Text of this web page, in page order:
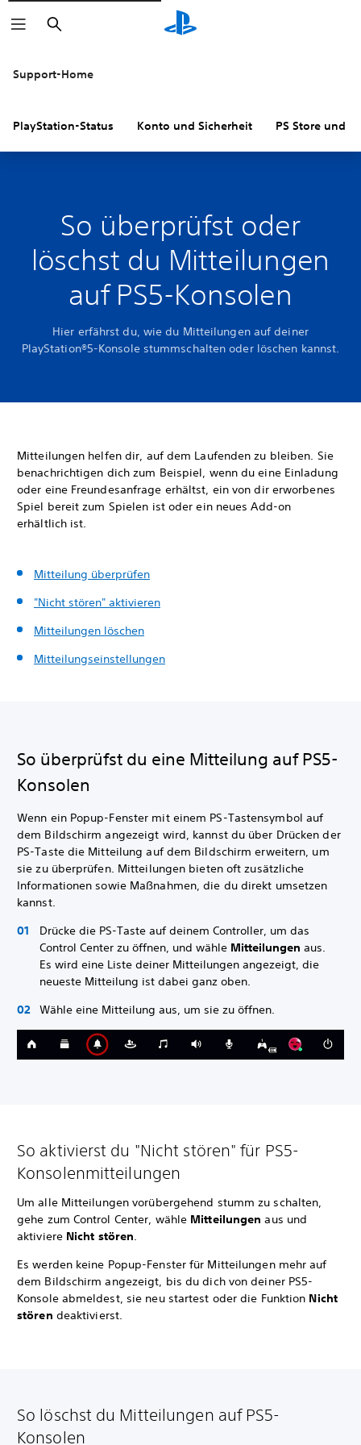
Suchen
Support-Home
PlayStation-Status Konto und Sicherheit PS Store und
So überprüfst oder
löschst du Mitteilungen
auf PS5-Konsolen
Hier erfährst du, wie du Mitteilungen auf deiner
PlayStation®5-Konsole stummschalten oder löschen kannst.
Mitteilungen helfen dir, auf dem Laufenden zu bleiben. Sie
benachrichtigen dich zum Beispiel, wenn du eine Einladung
oder eine Freundesanfrage erhältst, ein von dir erworbenes
Spiel bereit zum Spielen ist oder ein neues Add-on
erhältlich ist.
Mitteilung überprüfen
"Nicht stören" aktivieren
Mitteilungen löschen
Mitteilungseinstellungen
So überprüfst du eine Mitteilung auf PS5-
Konsolen
Wenn ein Popup-Fenster mit einem PS-Tastensymbol auf
dem Bildschirm angezeigt wird, kannst du über Drücken der
PS-Taste die Mitteilung auf dem Bildschirm erweitern, um
sie zu überprüfen. Mitteilungen bieten oft zusätzliche
Informationen sowie Maßnahmen, die du direkt umsetzen
kannst.
Drücke die PS-Taste auf deinem Controller, um das
Control Center zu öffnen, und wähle Mitteilungen aus.
Es wird eine Liste deiner Mitteilungen angezeigt, die
neueste Mitteilung ist dabei ganz oben.
Wähle eine Mitteilung aus, um sie zu öffnen.
So aktivierst du "Nicht stören" für PS5-
Konsolenmitteilungen
Um alle Mitteilungen vorübergehend stumm zu schalten,
gehe zum Control Center, wähle Mitteilungen aus und
aktiviere Nicht stören
Es werden keine Popup-Fenster für Mitteilungen mehr auf
dem Bildschirm angezeigt, bis du dich von deiner PS5-
Konsole abmeldest, sie neu startest oder die Funktion Nicht
stören deaktivierst.
So löschst du Mitteilungen auf PS5-
Konsolen